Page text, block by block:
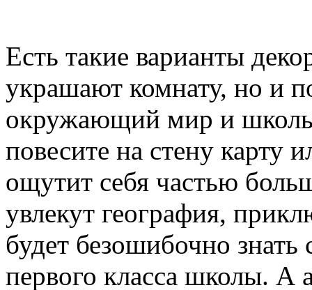
Есть такие варианты
украшают комнату, но и
окружающий мир и
повесите на стену карту
ощутит себя частью
увлекут география,
будет безошибочно
первого класса школы. А